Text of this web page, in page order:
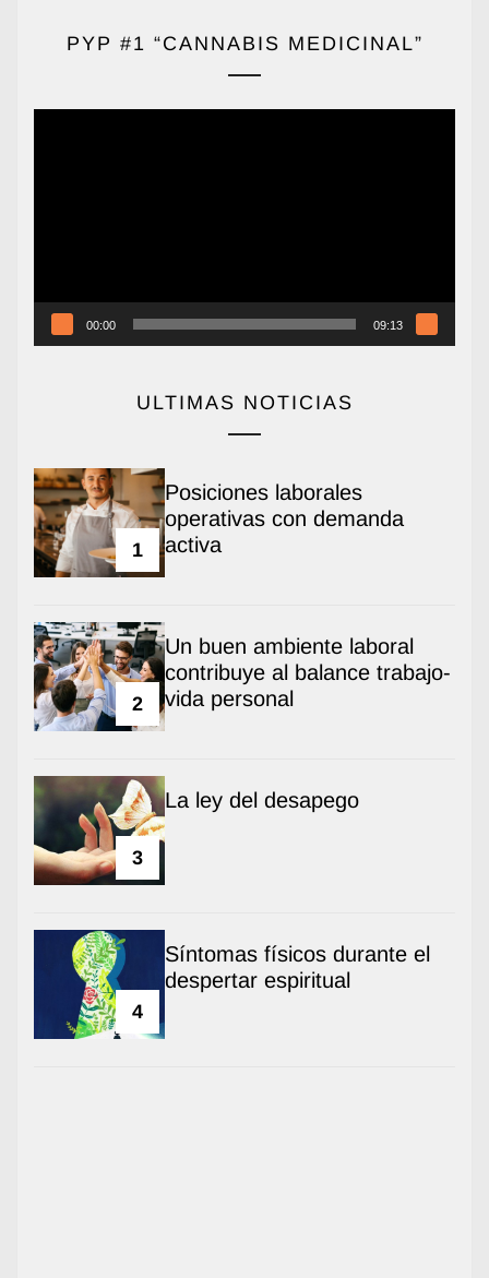
PYP #1 “CANNABIS MEDICINAL”
00:00 09:13
ULTIMAS NOTICIAS
1
Posiciones laborales
operativas con demanda
activa
2
Un buen ambiente laboral
contribuye al balance trabajo-
vida personal
3
La ley del desapego
4
Síntomas físicos durante el
despertar espiritual